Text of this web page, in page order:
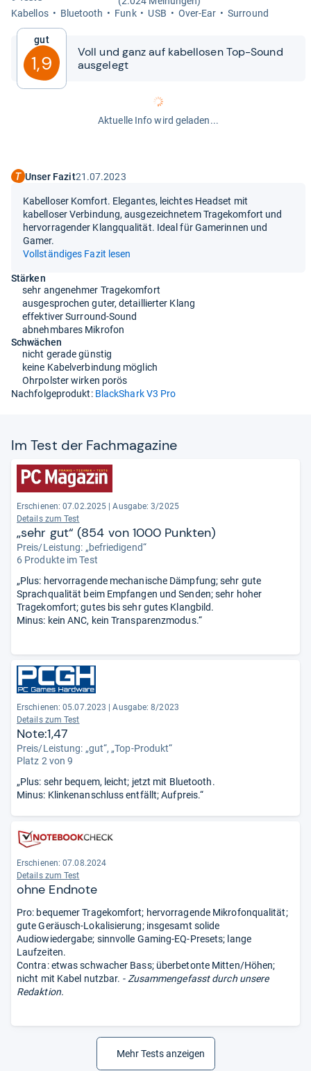
Kabel­los
Blue­tooth Funk USB Over-​Ear Sur­round
Gut
1,9
Voll und ganz auf kabel­lo­sen Top-​​Sound
aus­ge­legt
Aktuelle Info wird geladen...
Unser Fazit21.07.2023
Kabelloser Komfort. Elegantes, leichtes Headset mit
kabelloser Verbindung, ausgezeichnetem Tragekomfort und
hervorragender Klangqualität. Ideal für Gamerinnen und
Gamer.
Vollständiges Fazit lesen
Stärken
sehr angenehmer Tragekomfort
ausgesprochen guter, detaillierter Klang
effektiver Surround-Sound
abnehmbares Mikrofon
Schwächen
nicht gerade günstig
keine Kabelverbindung möglich
Ohrpolster wirken porös
Nachfolgeprodukt: BlackShark V3 Pro
Im Test der Fach­ma­ga­zine
Erschienen: 07.02.2025 | Ausgabe: 3/2025
Details zum Test
„sehr gut“ (854 von 1000 Punkten)
Preis/Leistung: „befriedigend“
6 Produkte im Test
„Plus: hervorragende mechanische Dämpfung; sehr gute
Sprachqualität beim Empfangen und Senden; sehr hoher
Tragekomfort; gutes bis sehr gutes Klangbild.
Minus: kein ANC, kein Transparenzmodus.“
Erschienen: 05.07.2023 | Ausgabe: 8/2023
Details zum Test
Note:1,47
Preis/Leistung: „gut“, „Top-Produkt“
Platz 2 von 9
„Plus: sehr bequem, leicht; jetzt mit Bluetooth.
Minus: Klinkenanschluss entfällt; Aufpreis.“
Erschienen: 07.08.2024
Details zum Test
ohne Endnote
Pro: bequemer Tragekomfort; hervorragende Mikrofonqualität;
gute Geräusch-Lokalisierung; insgesamt solide
Audiowiedergabe; sinnvolle Gaming-EQ-Presets; lange
Laufzeiten.
Contra: etwas schwacher Bass; überbetonte Mitten/Höhen;
nicht mit Kabel nutzbar. - Zusammengefasst durch unsere
Redaktion.
Mehr Tests anzeigen